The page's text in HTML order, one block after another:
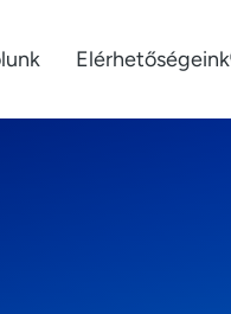
Elérhetőségeink